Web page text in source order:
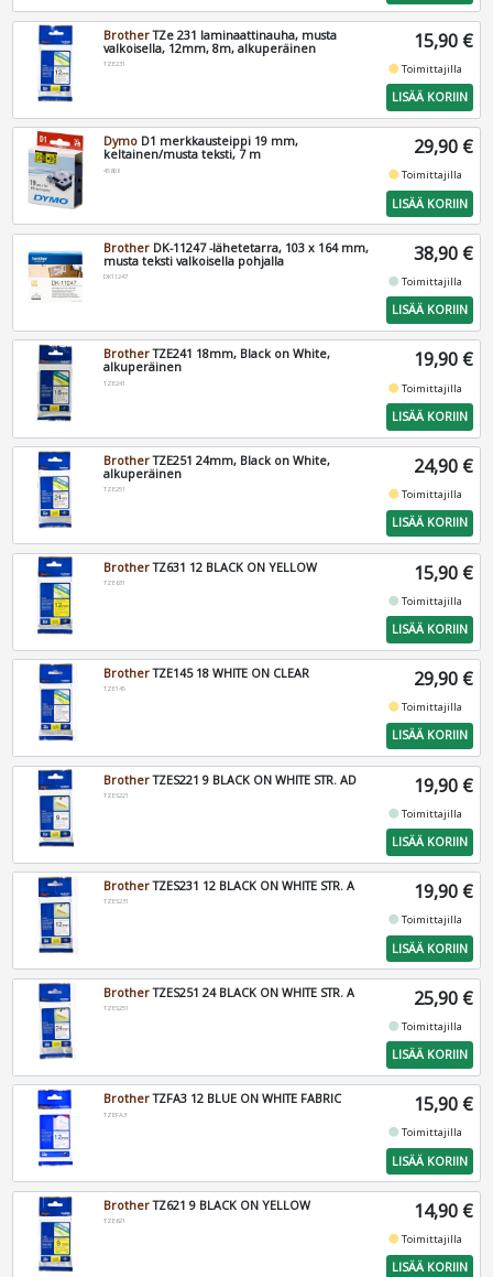
BrotherTZe 231 laminaattinauha, musta
valkoisella, 12mm, 8m, alkuperäinen
TZE231
15,90 €
fiber_manual_recordToimittajilla
LISÄÄ KORIIN
Dymo D1 merkkausteippi 19 mm,
keltainen/musta teksti, 7 m
45808
29,90 €
fiber_manual_recordToimittajilla
LISÄÄ KORIIN
Brother DK-11247 -lähetetarra, 103 x 164 mm,
musta teksti valkoisella pohjalla
DK11247
38,90 €
fiber_manual_recordToimittajilla
LISÄÄ KORIIN
BrotherTZE241 18mm, Black on White,
alkuperäinen
TZE241
19,90 €
fiber_manual_recordToimittajilla
LISÄÄ KORIIN
BrotherTZE251 24mm, Black on White,
alkuperäinen
TZE251
24,90 €
fiber_manual_recordToimittajilla
LISÄÄ KORIIN
BrotherTZ631 12 BLACK ON YELLOW
TZE631 15,90 €
fiber_manual_recordToimittajilla
LISÄÄ KORIIN
BrotherTZE145 18 WHITE ON CLEAR
TZE145 29,90 €
fiber_manual_recordToimittajilla
LISÄÄ KORIIN
BrotherTZES221 9 BLACK ON WHITE STR. AD
TZES221 19,90 €
fiber_manual_recordToimittajilla
LISÄÄ KORIIN
BrotherTZES231 12 BLACK ON WHITE STR. A
TZES231 19,90 €
fiber_manual_recordToimittajilla
LISÄÄ KORIIN
BrotherTZES251 24 BLACK ON WHITE STR. A
TZES251 25,90 €
fiber_manual_recordToimittajilla
LISÄÄ KORIIN
BrotherTZFA3 12 BLUE ON WHITE FABRIC
TZEFA3 15,90 €
fiber_manual_recordToimittajilla
LISÄÄ KORIIN
BrotherTZ621 9 BLACK ON YELLOW
TZE621 14,90 €
fiber_manual_recordToimittajilla
LISÄÄ KORIIN